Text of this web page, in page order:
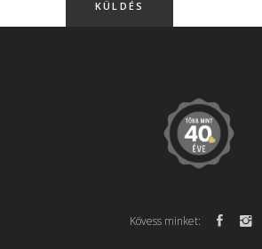
Kövess minket: